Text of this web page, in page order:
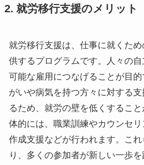
2. 就労移行支援のメリット
就労移行支援は、仕事に就くた
供するプログラムです。人々の
可能な雇用につなげることが目
がいや病気を持つ方々に対する
るため、就労の壁を低くするこ
体的には、職業訓練やカウンセ
作成支援などが行われます。これ
り、多くの参加者が新しい一歩